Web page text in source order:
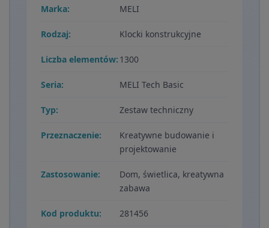
Marka: MELI
Rodzaj: Klocki konstrukcyjne
Liczba elementów: 1300
Seria: MELI Tech Basic
Typ: Zestaw techniczny
Przeznaczenie:
Kreatywne budowanie i
projektowanie
Zastosowanie:
Dom, świetlica, kreatywna
zabawa
Kod produktu: 281456